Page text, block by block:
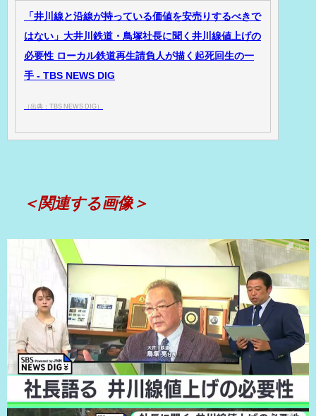
「井川線と沿線が持っている価値を安売りするべきで
はない」大井川鉄道・鳥塚社長に聞く井川線値上げの
必要性 ローカル鉄道再生請負人が描く起死回生の一
手 - TBS NEWS DIG
（出典：TBS NEWS DIG）
＜関連する画像＞